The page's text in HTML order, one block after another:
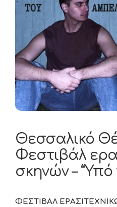
Θεσσαλικό
Φεστιβάλ
σκηνών – “Υπό
ΦΕΣΤΙΒΑΛ